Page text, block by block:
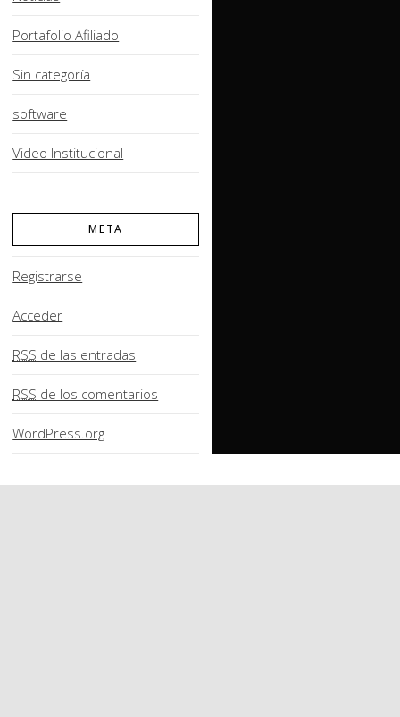
Portafolio Afiliado
Sin categoría
software
Video Institucional
META
Registrarse
Acceder
RSS de las entradas
RSS de los comentarios
WordPress.org